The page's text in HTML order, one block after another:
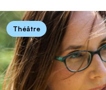
Théâtre